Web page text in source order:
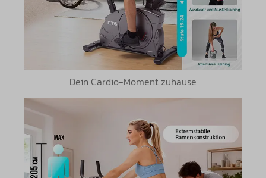
Dein Cardio-Moment zuhause